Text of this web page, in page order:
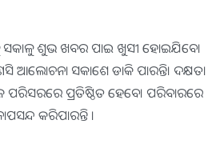
ସକାଳୁ ଶୁଭ ଖବର ପାଇ ଖୁସୀ ହୋଇଯିବେ।
ଆଲୋଚନା ସକାଶେ ଡାକି ପାରନ୍ତି। ଦକ୍ଷତା
ପରିସରରେ ପ୍ରତିଷ୍ଠିତ ହେବେ। ପରିବାରରେ
କରିପାରନ୍ତି ।